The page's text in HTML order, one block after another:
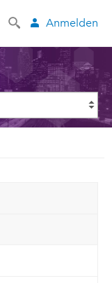
Anmelden